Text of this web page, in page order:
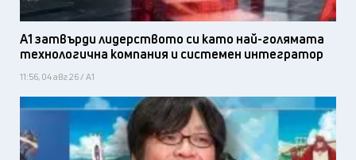
А1 затвърди лидерството си като най-голямата
технологична компания и системен интегратор
11:56, 04 авг 26 / А1